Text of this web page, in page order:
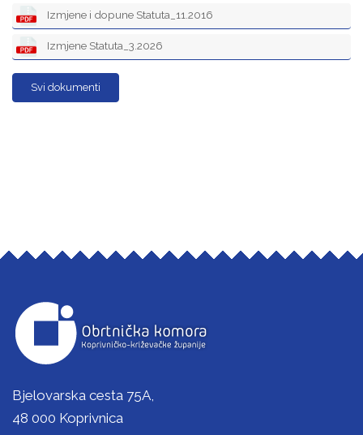
Izmjene i dopune Statuta_11.2016
Izmjene Statuta_3.2026
Svi dokumenti
Bjelovarska cesta 75A,
48 000 Koprivnica